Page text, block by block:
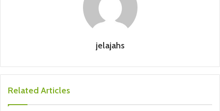
jelajahs
Related Articles